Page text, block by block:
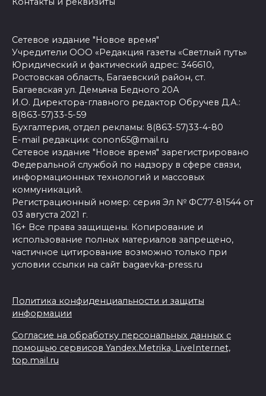
Сетевое издание "Новое время"
Учредители ООО «Редакция газеты «Светлый путь»
Юридический и фактический адрес: 346610,
Ростовская область, Багаевский район, ст.
Багаевская ул. Демьяна Бедного 20А
И.О. Директора-главного редактор Обручев Д.А.:
8(863-57)33-5-59
Бухгалтерия, отдел рекламы: 8(863-57)33-4-80
E-mail редакции: conon65@mail.ru
Сетевое издание "Новое время" зарегистрировано
Федеральной службой по надзору в сфере связи,
информационных технологий и массовых
коммуникаций.
Регистрационный номер: серия Эл № ФС77-81544 от
03 августа 2021 г.
16+ Все права защищены. Копирование и
использование полных материалов запрещено,
частичное цитирование возможно только при
условии ссылки на сайт bagaevka-press.ru
Политика конфиденциальности и защиты
информации
Согласие на обработку персональных данных с
помощью сервисов Yandex.Metrika, LiveInternet,
top.mail.ru